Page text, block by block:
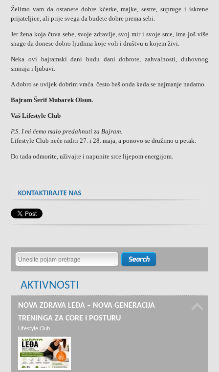
Želimo vam da ostanete dobre kćerke, majke, sestre, supruge i iskrene
prijateljice, ali prije svega da budete dobre prema sebi.
Jer žena koja čuva sebe, svoje zdravlje, svoj mir i svoje srce, ima još više
snage da donese dobro ljudima koje voli i društvu u kojem živi.
Neka ovi bajramski dani budu dani dobrote, zahvalnosti, duhovnog
smiraja i ljubavi.
A dobro se uvijek dobrim vraća često baš onda kada se najmanje nadamo.
Bajram Šerif Mubarek Olsun.
Vaš Lifestyle Club
P.S. I mi ćemo malo predahnuti za Bajram.
Lifestyle Club neće raditi 27. i 28. maja, a ponovo se družimo u petak.
Do tada odmorite, uživajte i napunite srce lijepom energijom.
AKTIVNOSTI
NOVA ZDRAVA LEĐA – NOVA GENERACIJA
TRENINGA ZA CORE I POSTURU
Lifestyle Club